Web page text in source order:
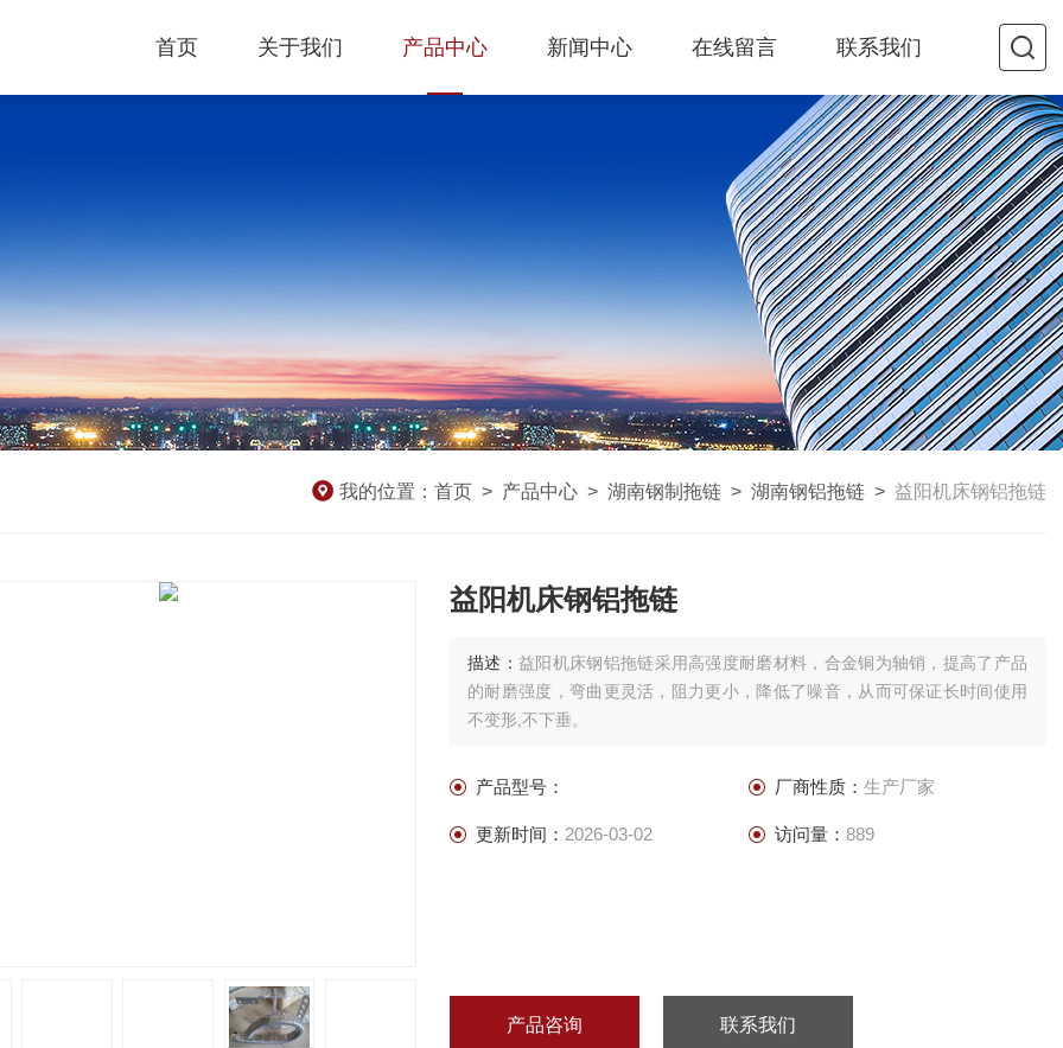
首页 关于我们 产品中心 新闻中心 在线留言 联系我们
我的位置： 首页 > 产品中心 > 湖南钢制拖链 > 湖南钢铝拖链 > 益阳机床钢铝拖链
益阳机床钢铝拖链
描述：益阳机床钢铝拖链采用高强度耐磨材料，合金铜为轴销，提高了产品
的耐磨强度，弯曲更灵活，阻力更小，降低了噪音，从而可保证长时间使用
不变形,不下垂。
产品型号： 厂商性质： 生产厂家
更新时间： 2026-03-02 访问量： 889
产品咨询 联系我们